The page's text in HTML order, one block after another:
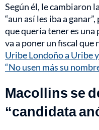
Según él, le cambiaron
“aun así les iba a
que quería tener es una
va a poner un fiscal que
Uribe Londoño a Uribe
“No usen más su
Macollins se
“candidata